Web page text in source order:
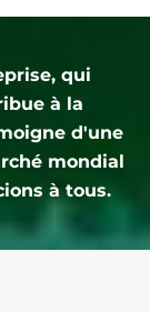
qui
à la
d'une
mondial
à tous.